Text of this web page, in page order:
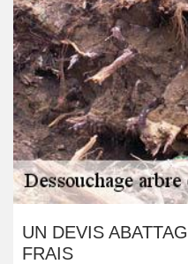
UN DEVIS
FRAIS